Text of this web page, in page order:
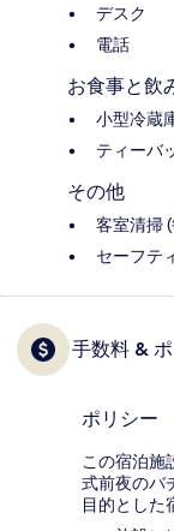
デスク
電話
お食事と飲
小型冷蔵
ティーバ
その他
客室清掃
セーフテ
手数料 &
ポリシー
この宿泊施
式前夜のバ
目的とした